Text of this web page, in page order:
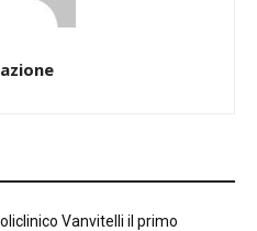
Vanvitelli il primo